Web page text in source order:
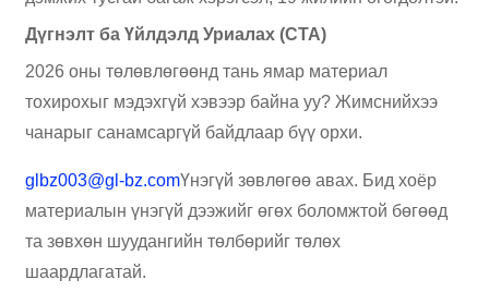
Дүгнэлт ба Үйлдэлд Уриалах (CTA)
2026 оны төлөвлөгөөнд тань ямар материал
тохирохыг мэдэхгүй хэвээр байна уу? Жимснийхээ
чанарыг санамсаргүй байдлаар бүү орхи.
glbz003@gl-bz.comҮнэгүй зөвлөгөө авах. Бид хоёр
материалын үнэгүй дээжийг өгөх боломжтой бөгөөд
та зөвхөн шуудангийн төлбөрийг төлөх
шаардлагатай.